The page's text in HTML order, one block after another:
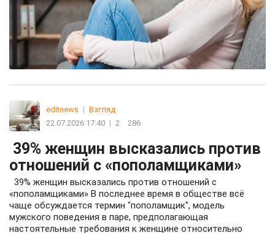
editnews | Взгляд
22.07.2026 17:40 | 2 286
39% женщин высказались против
отношений с «пополамщиками»
39% женщин высказались против отношений с
«пополамщиками» В последнее время в обществе всё
чаще обсуждается термин "пополамщик", модель
мужского поведения в паре, предполагающая
настоятельные требования к женщине относительно